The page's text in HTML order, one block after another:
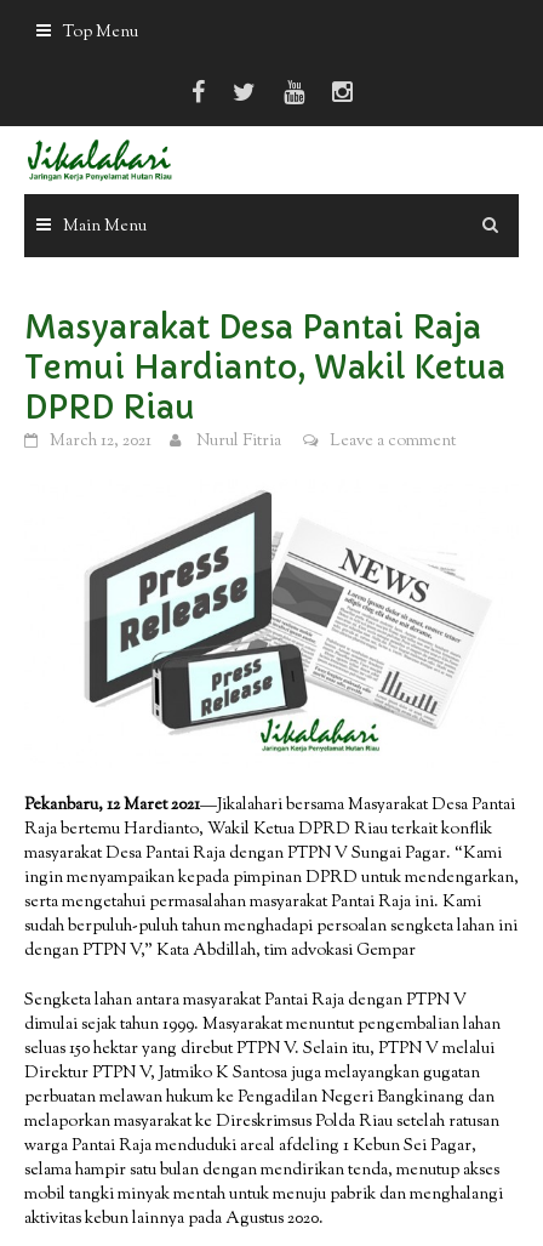
Top Menu
Main Menu
Masyarakat Desa Pantai Raja
Temui Hardianto, Wakil Ketua
DPRD Riau
March 12, 2021 Nurul Fitria Leave a comment
Pekanbaru, 12 Maret 2021—Jikalahari bersama Masyarakat Desa Pantai
Raja bertemu Hardianto, Wakil Ketua DPRD Riau terkait konflik
masyarakat Desa Pantai Raja dengan PTPN V Sungai Pagar. “Kami
ingin menyampaikan kepada pimpinan DPRD untuk mendengarkan,
serta mengetahui permasalahan masyarakat Pantai Raja ini. Kami
sudah berpuluh-puluh tahun menghadapi persoalan sengketa lahan ini
dengan PTPN V,” Kata Abdillah, tim advokasi Gempar
Sengketa lahan antara masyarakat Pantai Raja dengan PTPN V
dimulai sejak tahun 1999. Masyarakat menuntut pengembalian lahan
seluas 150 hektar yang direbut PTPN V. Selain itu, PTPN V melalui
Direktur PTPN V, Jatmiko K Santosa juga melayangkan gugatan
perbuatan melawan hukum ke Pengadilan Negeri Bangkinang dan
melaporkan masyarakat ke Direskrimsus Polda Riau setelah ratusan
warga Pantai Raja menduduki areal afdeling 1 Kebun Sei Pagar,
selama hampir satu bulan dengan mendirikan tenda, menutup akses
mobil tangki minyak mentah untuk menuju pabrik dan menghalangi
aktivitas kebun lainnya pada Agustus 2020.